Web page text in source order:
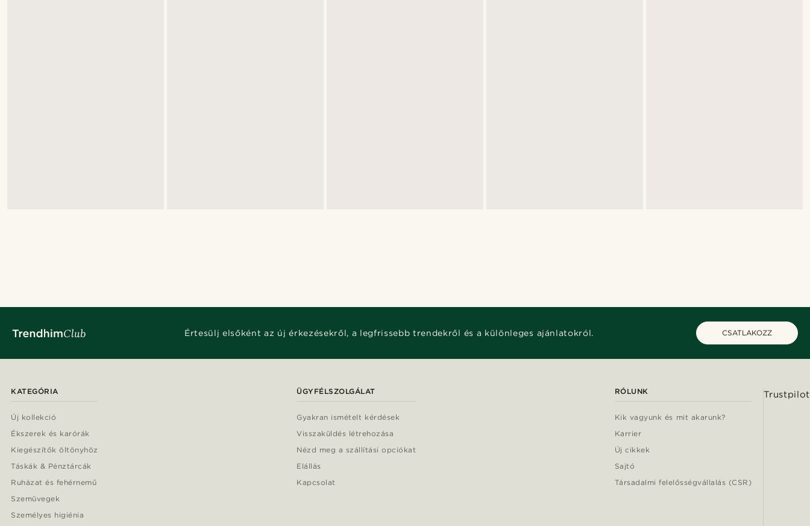
Értesülj elsőként az új érkezésekről, a legfrissebb trendekről és a különleges ajánlatokról. CSATLAKOZZ
KATEGÓRIA
Új kollekció
Ékszerek és karórák
Kiegészítők öltönyhöz
Táskák & Pénztárcák
Ruházat és fehérnemű
Szemüvegek
Személyes higiénia
ÜGYFÉLSZOLGÁLAT
Gyakran ismételt kérdések
Visszaküldés létrehozása
Nézd meg a szállítási opciókat
Elállás
Kapcsolat
RÓLUNK
Kik vagyunk és mit akarunk?
Karrier
Új cikkek
Sajtó
Társadalmi felelősségvállalás (CSR)
Trustpilot